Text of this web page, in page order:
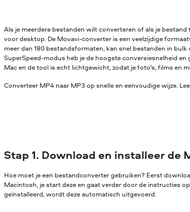
Als je meerdere bestanden wilt converteren of als je
voor desktop. De Movavi-converter is een veelzijdige
meer dan 180 bestandsformaten, kan snel bestanden in
SuperSpeed-modus heb je de hoogste conversiesnelheid
Mac en de tool is echt lichtgewicht, zodat je foto's, films en
Converteer MP4 naar MP3 op snelle en eenvoudige wijze.
Stap 1. Download en installeer de
Hoe moet je een bestandconverter gebruiken? Eerst
Macintosh, je start deze en gaat verder door de instructies
geïnstalleerd, wordt deze automatisch uitgevoerd.